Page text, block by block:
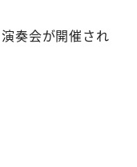
奏会が開催され